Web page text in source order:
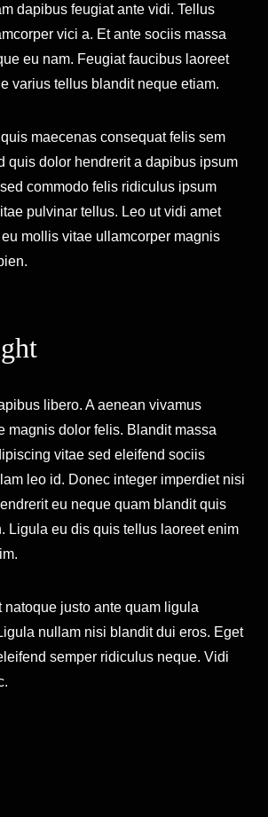
dapibus feugiat ante vidi. Tellus
vici a. Et ante sociis massa
eu nam. Feugiat faucibus laoreet
varius tellus blandit neque etiam.
maecenas consequat felis sem
quis dolor hendrerit a dapibus ipsum
commodo felis ridiculus ipsum
pulvinar tellus. Leo ut vidi amet
mollis vitae ullamcorper magnis
magnis dolor felis. Blandit massa
vitae sed eleifend sociis
leo id. Donec integer imperdiet nisi
eu neque quam blandit quis
Ligula eu dis quis tellus laoreet enim
natoque justo ante quam ligula
nullam nisi blandit dui eros. Eget
semper ridiculus neque. Vidi